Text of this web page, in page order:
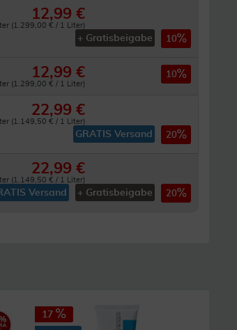
12,99 €
(1.299,00 € / 1 Liter)
+ Gratisbeigabe 10
12,99 €
(1.299,00 € / 1 Liter)
10
22,99 €
(1.149,50 € / 1 Liter)
GRATIS Versand 20
22,99 €
(1.149,50 € / 1 Liter)
Versand + Gratisbeigabe 20
17